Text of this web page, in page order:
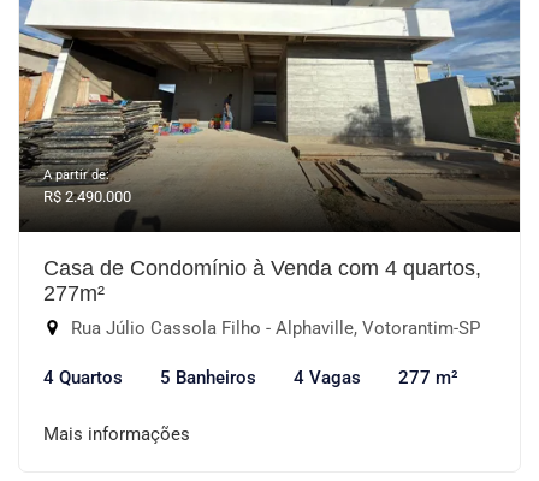
A partir de:
R$ 2.490.000
Casa de Condomínio à Venda com 4 quartos,
277m²
Rua Júlio Cassola Filho - Alphaville, Votorantim-SP
4 Quartos 5 Banheiros 4 Vagas 277 m²
Mais informações